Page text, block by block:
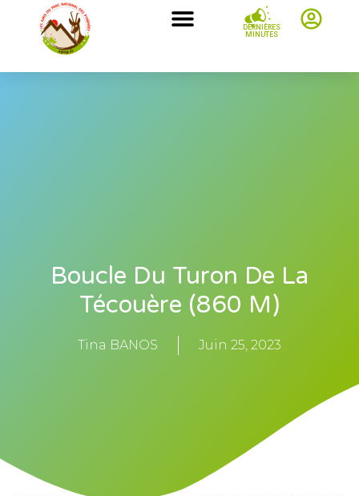
DERNIÈRES
MINUTES
Boucle Du Turon De La
Técouère (860 M)
Tina BANOS Juin 25, 2023